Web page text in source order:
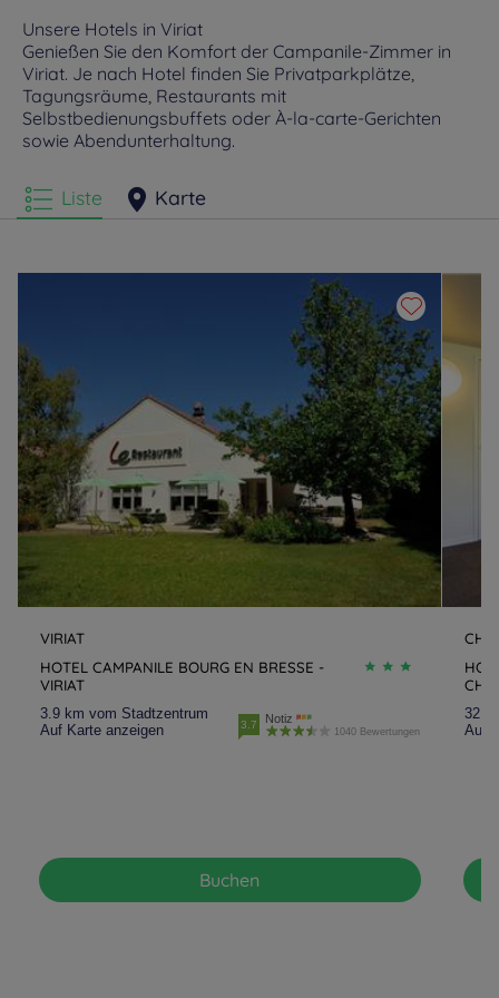
Unsere Hotels in Viriat
Genießen Sie den Komfort der Campanile-Zimmer in
Viriat. Je nach Hotel finden Sie Privatparkplätze,
Tagungsräume, Restaurants mit
Selbstbedienungsbuffets oder À-la-carte-Gerichten
sowie Abendunterhaltung.
Liste Karte
VIRIAT
HOTEL CAMPANILE BOURG EN BRESSE -
VIRIAT
3.9 km vom Stadtzentrum
Auf Karte anzeigen
3.7 Notiz
1040 Bewertungen
Buchen
32.6
Auf